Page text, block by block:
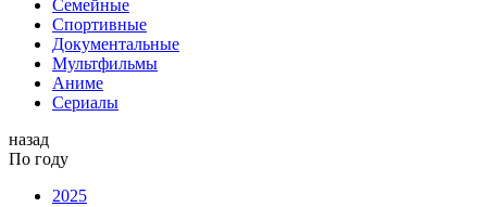
Семейные
Спортивные
Документальные
Мультфильмы
Аниме
Сериалы
назад
По году
2025